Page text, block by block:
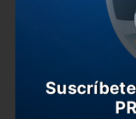
También te puede
¿Cómo quedó la
Los
Argentina, contra